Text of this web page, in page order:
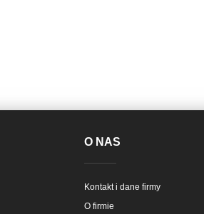
O NAS
Kontakt i dane firmy
O firmie